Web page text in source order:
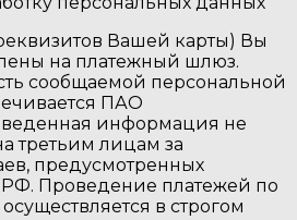
Вашей карты) Вы
на платежный шлюз.
сообщаемой персональной
ПАО
информация не
третьим лицам за
предусмотренных
РФ. Проведение платежей по
в строгом